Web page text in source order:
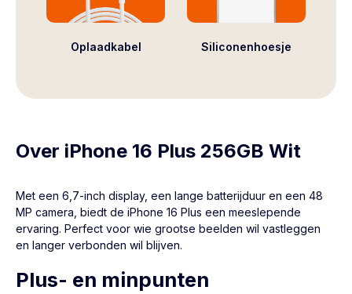
Oplaadkabel Siliconenhoesje
Over iPhone 16 Plus 256GB Wit
Met een 6,7-inch display, een lange batterijduur en een 48
MP camera, biedt de iPhone 16 Plus een meeslepende
ervaring. Perfect voor wie grootse beelden wil vastleggen
en langer verbonden wil blijven.
Plus- en minpunten